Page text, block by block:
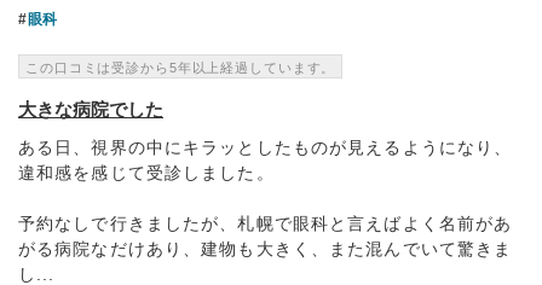
眼科
この口コミは受診から5年以上経過しています。
大きな病院でした
ある日、視界の中にキラッとしたものが見えるようになり、
違和感を感じて受診しました。
予約なしで行きましたが、札幌で眼科と言えばよく名前があ
がる病院なだけあり、建物も大きく、また混んでいて驚きま
し...